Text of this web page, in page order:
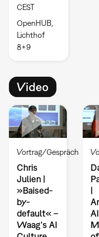
CEST
OpenHUB,
Lichthof
8+9
Video
Vortrag/Gespräch
Chris
Julien |
»Baised-
by-
default« –
Waag's AI
|